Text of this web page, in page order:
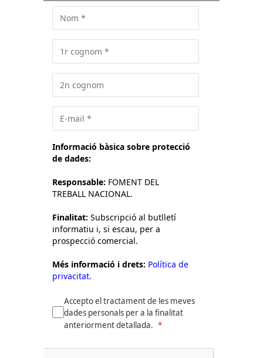
Informació bàsica sobre protecció
de dades:
Responsable: FOMENT DEL
TREBALL NACIONAL.
Finalitat: Subscripció al butlletí
informatiu i, si escau, per a
prospecció comercial.
Més informació i drets: Política de
privacitat.
Accepto el tractament de les meves
dades personals per a la finalitat
anteriorment detallada.